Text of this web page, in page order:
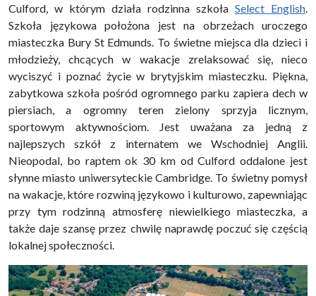
Culford, w którym działa rodzinna szkoła Select English.
Szkoła językowa położona jest na obrzeżach uroczego
miasteczka Bury St Edmunds. To świetne miejsca dla dzieci i
młodzieży, chcących w wakacje zrelaksować się, nieco
wyciszyć i poznać życie w brytyjskim miasteczku. Piękna,
zabytkowa szkoła pośród ogromnego parku zapiera dech w
piersiach, a ogromny teren zielony sprzyja licznym,
sportowym aktywnościom. Jest uważana za jedną z
najlepszych szkół z internatem we Wschodniej Anglii.
Nieopodal, bo raptem ok 30 km od Culford oddalone jest
słynne miasto uniwersyteckie Cambridge. To świetny pomysł
na wakacje, które rozwiną językowo i kulturowo, zapewniając
przy tym rodzinną atmosferę niewielkiego miasteczka, a
także daje szansę przez chwilę naprawdę poczuć się częścią
lokalnej społeczności.